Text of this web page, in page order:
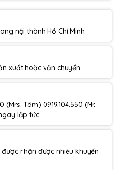
nội thành Hồ Chí Minh
xuất hoặc vận chuyển
(Mrs. Tâm) 0919.104.550 (Mr.
lập tức
nhận được nhiều khuyến